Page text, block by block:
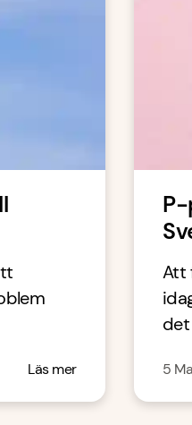
Läs mer
Att
det
5